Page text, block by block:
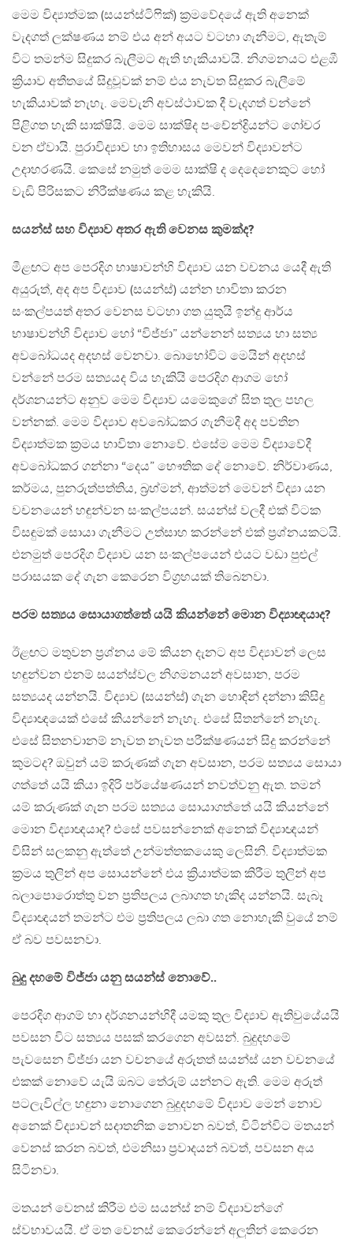
මෙම විද්‍යාත්මක (සයන්ස්ටිෆික්) ක්‍රමවේදයේ ඇති අනෙක්
වැදගත් ලක්ෂණය නම් එය අන් අයට වටහා ගැනීමට, ඇතැම්
විට තමන්ම සිදුකර බැලීමට ඇති හැකියාවයි. නිගමනයට එළඹී
ක්‍රියාව අතීතයේ සිදුවූවක් නම් එය නැවත සිදුකර බැලීමේ
හැකියාවක් නැහැ. මෙවැනි අවස්ථාවක දී වැදගත් වන්නේ
පිළිගත හැකි සාක්ෂියි. මෙම සාක්ෂිද පංචේන්ද්‍රියන්ට ගෝචර
වන ඒවායි. පුරාවිද්‍යාව හා ඉතිහාසය මෙවන් විද්‍යාවන්ට
උදාහරණයි. කෙසේ නමුත් මෙම සාක්ෂි ද දෙදෙනෙකුට හෝ
වැඩි පිරිසකට නිරීක්ෂණය කළ හැකියි.
සයන්ස් සහ විද්‍යාව අතර ඇති වෙනස කුමක්ද?
මීළඟට අප පෙරදිග භාෂාවන්හි විද්‍යාව යන වචනය යෙදී ඇති
අයුරුත්, අද අප විද්‍යාව (සයන්ස්) යන්න භාවිතා කරන
සංකල්පයත් අතර වෙනස වටහා ගත යුතුයි ඉන්දු ආර්ය
භාෂාවන්හි විද්‍යාව හෝ “විජ්ජා” යන්නෙන් සත්‍යය හා සත්‍ය
අවබෝධයද අදහස් වෙනවා. බොහෝවිට මෙයින් අදහස්
වන්නේ පරම සත්‍යයද විය හැකියි පෙරදිග ආගම හෝ
දර්ශනයන්ට අනුව මෙම විද්‍යාව යමෙකුගේ සිත තුල පහල
වන්නක්. මෙම විද්‍යාව අවබෝධකර ගැනීමදී අද පවතින
විද්‍යාත්මක ක්‍රමය භාවිතා නොවේ. එසේම මෙම විද්‍යාවේදී
අවබෝධකර ගන්නා “දෙය” භෞතික දේ නොවේ. නිර්වාණය,
කර්මය, පුනරුත්පත්තිය, බ්‍රහ්මන්, ආත්මන් මෙවන් විද්‍යා යන
වචනයෙන් හඳුන්වන සංකල්පයන්. සයන්ස් වලදී එක් විටක
විසඳුමක් සොයා ගැනීමට උත්සාහ කරන්නේ එක් ප්‍රශ්නයකටයි.
එනමුත් පෙරදිග විද්‍යාව යන සංකල්පයෙන් එයට වඩා පුළුල්
පරාසයක දේ ගැන කෙරෙන විග්‍රහයක් තිබෙනවා.
පරම සත්‍යය සොයාගත්තේ යයි කියන්නේ මොන විද්‍යාඥයාද?
ඊළඟට මතුවන ප්‍රශ්නය මේ කියන දැනට අප විද්‍යාවන් ලෙස
හඳුන්වන එනම් සයන්ස්වල නිගමනයන් අවසාන, පරම
සත්‍යයද යන්නයි. විද්‍යාව (සයන්ස්) ගැන හොඳින් දන්නා කිසිදු
විද්‍යාඥයෙක් එසේ කියන්නේ නැහැ. එසේ සිතන්නේ නැහැ.
එසේ සිතනවානම් නැවත නැවත පරීක්ෂණයන් සිදු කරන්නේ
කුමටද? ඔවුන් යම් කරුණක් ගැන අවසාන, පරම සත්‍යය සොයා
ගත්තේ යයි කියා ඉදිරි පර්යේෂණයන් නවත්වනු ඇත. තමන්
යම් කරුණක් ගැන පරම සත්‍යය සොයාගත්තේ යයි කියන්නේ
මොන විද්‍යාඥයාද? එසේ පවසන්නෙක් අනෙක් විද්‍යාඥයන්
විසින් සලකනු ඇත්තේ උන්මත්තකයෙකු ලෙසිනි. විද්‍යාත්මක
ක්‍රමය තුලින් අප සොයන්නේ එය ක්‍රියාත්මක කිරීම තුලින් අප
බලාපොරොත්තු වන ප්‍රතිපලය ලබාගත හැකිද යන්නයි. සැබෑ
විද්‍යාඥයන් තමන්ට එම ප්‍රතිපලය ලබා ගත නොහැකි වුයේ නම්
ඒ බව පවසනවා.
බුදු දහමේ විජ්ජා යනු සයන්ස් නොවේ..
පෙරදිග ආගම් හා දර්ශනයන්හිදී යමකු තුල විද්‍යාව ඇතිවුයේයයි
පවසන විට සත්‍යය පසක් කරගෙන අවසන්. බුදුදහමේ
පැවසෙන විජ්ජා යන වචනයේ අරුතත් සයන්ස් යන වචනයේ
එකක් නොවේ යැයි ඔබ‍ට තේරුම් යන්නට ඇති. මෙම අරුත්
පටලැවිල්ල හඳුනා නොගෙන බුදුදහමේ විද්‍යාව මෙන් නොව
අනෙක් විද්‍යාවන් සදාතනික නොවන බවත්, විටින්විට මතයන්
වෙනස් කරන බවත්, එමනිසා ප්‍රවාදයන් බවත්, පවසන අය
සිටිනවා.
මතයන් වෙනස් කිරීම එම සයන්ස් නම් විද්‍යාවන්ගේ
ස්වභාවයයි. ඒ මත වෙනස් කෙරෙන්නේ අලුතින් කෙරෙන